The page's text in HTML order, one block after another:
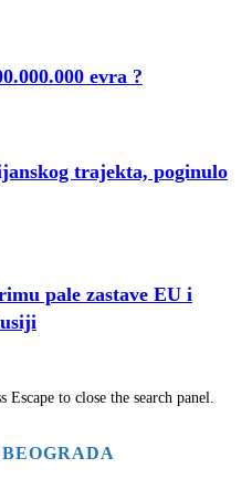
evra ?
trajekta, poginulo
pale zastave EU i
Escape to close the search panel.